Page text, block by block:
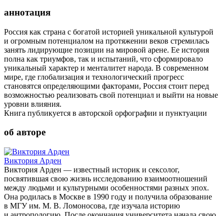
аннотация
Россия как страна с богатой историей уникальной культурой
и огромным потенциалом на протяжении веков стремилась
занять лидирующие позиции на мировой арене. Ее история
полна как триумфов, так и испытаний, что сформировало
уникальный характер и менталитет народа. В современном
мире, где глобализация и технологический прогресс
становятся определяющими факторами, Россия стоит перед
возможностью реализовать свой потенциал и выйти на новые
уровни влияния.
Книга публикуется в авторской орфографии и пунктуации
об авторе
Виктория Арден
Виктория Арден — известный историк и сексолог,
посвятившая свою жизнь исследованию взаимоотношений
между людьми и культурными особенностями разных эпох.
Она родилась в Москве в 1990 году и получила образование
в МГУ им. М. В. Ломоносова, где изучала историю